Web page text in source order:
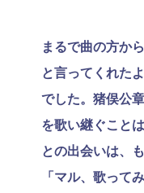
まるで曲の方か
と言ってくれた
でした。猪俣公
を歌い継ぐこと
との出会いは、
「マル、歌って